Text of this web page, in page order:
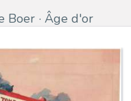
Boer Âge d'or